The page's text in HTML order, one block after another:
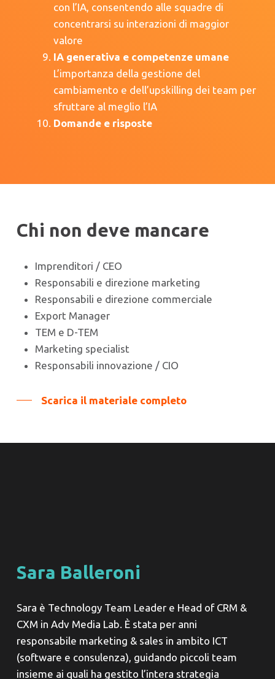
con l’IA, consentendo alle squadre di
concentrarsi su interazioni di maggior
valore
IA generativa e competenze umane
L’importanza della gestione del
cambiamento e dell’upskilling dei team per
sfruttare al meglio l’IA
Domande e risposte
Chi non deve mancare
Imprenditori / CEO
Responsabili e direzione marketing
Responsabili e direzione commerciale
Export Manager
TEM e D-TEM
Marketing specialist
Responsabili innovazione / CIO
Scarica il materiale completo
Sara Balleroni
Sara è Technology Team Leader e Head of CRM &
CXM in Adv Media Lab. È stata per anni
responsabile marketing & sales in ambito ICT
(software e consulenza), guidando piccoli team
insieme ai quali ha gestito l’intera strategia